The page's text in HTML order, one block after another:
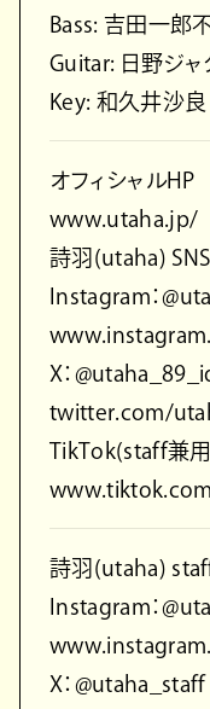
Bass: 吉田一郎
Guitar: 日野ジ
Key: 和久井沙
オフィシャルHP
www.utaha.jp/
詩羽(utaha) SNS
Instagram：
X：
twitter.com/
TikTok(staff兼
詩羽(utaha)
Instagram：
X：@utaha_staff